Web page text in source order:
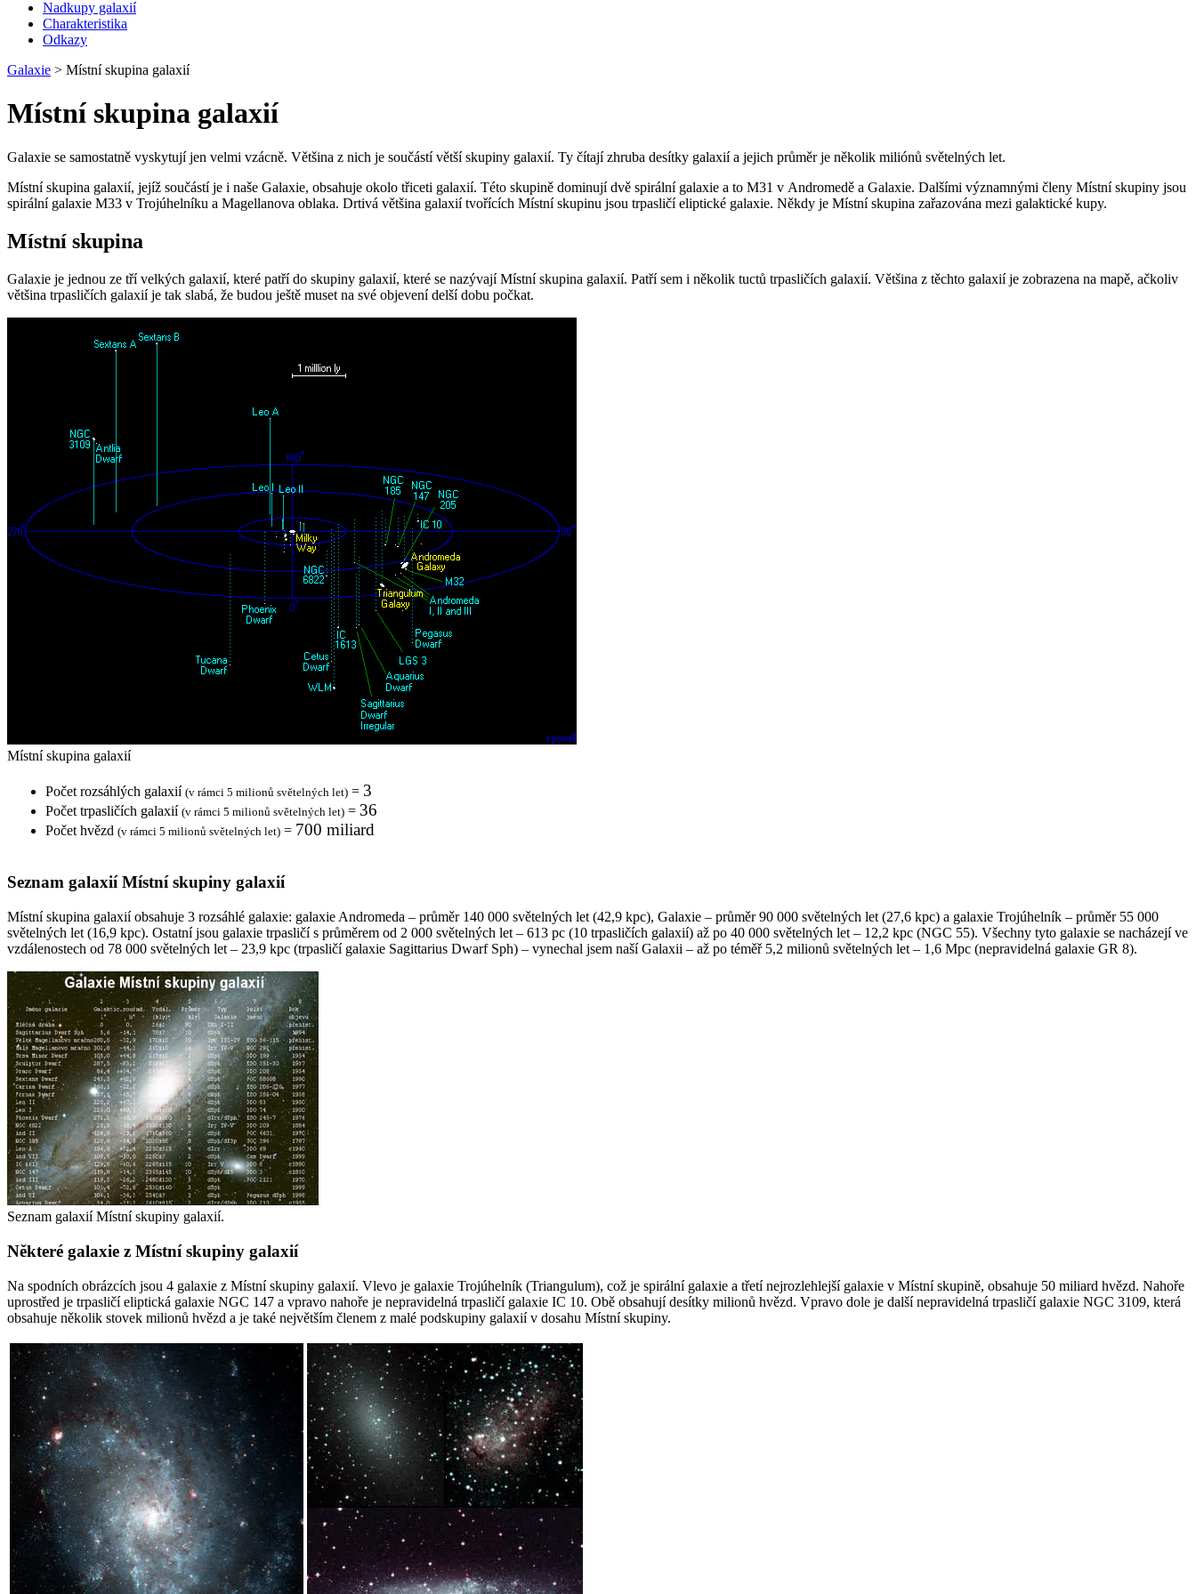
Nadkupy galaxií
Charakteristika
Odkazy
Galaxie > Místní skupina galaxií
Místní skupina galaxií
Galaxie se samostatně vyskytují jen velmi vzácně. Většina z nich je součástí větší skupiny galaxií. Ty čítají zhruba desítky galaxií a jejich průměr je několik miliónů světelných let.
Místní skupina galaxií, jejíž součástí je i naše Galaxie, obsahuje okolo třiceti galaxií. Této skupině dominují dvě spirální galaxie a to M31 v Andromedě a Galaxie. Dalšími významnými členy Místní skupiny jsou
spirální galaxie M33 v Trojúhelníku a Magellanova oblaka. Drtivá většina galaxií tvořících Místní skupinu jsou trpasličí eliptické galaxie. Někdy je Místní skupina zařazována mezi galaktické kupy.
Místní skupina
Galaxie je jednou ze tří velkých galaxií, které patří do skupiny galaxií, které se nazývají Místní skupina galaxií. Patří sem i několik tuctů trpasličích galaxií. Většina z těchto galaxií je zobrazena na mapě, ačkoliv
většina trpasličích galaxií je tak slabá, že budou ještě muset na své objevení delší dobu počkat.
Místní skupina galaxií
Počet rozsáhlých galaxií (v rámci 5 milionů světelných let) = 3
Počet trpasličích galaxií (v rámci 5 milionů světelných let) = 36
Počet hvězd (v rámci 5 milionů světelných let) = 700 miliard
Seznam galaxií Místní skupiny galaxií
Místní skupina galaxií obsahuje 3 rozsáhlé galaxie: galaxie Andromeda – průměr 140 000 světelných let (42,9 kpc), Galaxie – průměr 90 000 světelných let (27,6 kpc) a galaxie Trojúhelník – průměr 55 000
světelných let (16,9 kpc). Ostatní jsou galaxie trpasličí s průměrem od 2 000 světelných let – 613 pc (10 trpasličích galaxií) až po 40 000 světelných let – 12,2 kpc (NGC 55). Všechny tyto galaxie se nacházejí ve
vzdálenostech od 78 000 světelných let – 23,9 kpc (trpasličí galaxie Sagittarius Dwarf Sph) – vynechal jsem naší Galaxii – až po téměř 5,2 milionů světelných let – 1,6 Mpc (nepravidelná galaxie GR 8).
Seznam galaxií Místní skupiny galaxií.
Některé galaxie z Místní skupiny galaxií
Na spodních obrázcích jsou 4 galaxie z Místní skupiny galaxií. Vlevo je galaxie Trojúhelník (Triangulum), což je spirální galaxie a třetí nejrozlehlejší galaxie v Místní skupině, obsahuje 50 miliard hvězd. Nahoře
uprostřed je trpasličí eliptická galaxie NGC 147 a vpravo nahoře je nepravidelná trpasličí galaxie IC 10. Obě obsahují desítky milionů hvězd. Vpravo dole je další nepravidelná trpasličí galaxie NGC 3109, která
obsahuje několik stovek milionů hvězd a je také největším členem z malé podskupiny galaxií v dosahu Místní skupiny.